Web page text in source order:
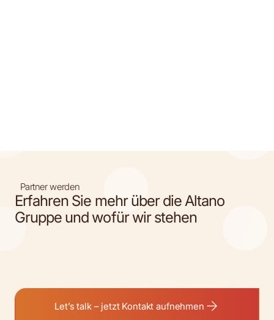
Partner werden
Erfahren Sie mehr über die Altano
Gruppe und wofür wir stehen
Let’s talk – jetzt Kontakt aufnehmen